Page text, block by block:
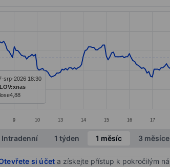
chart with 297 data points.
chart has 1 X axis displaying categories.
chart has 1 Y axis displaying values.
9 10 13 14 15 16 17
srp-2026 18:30
4,88
of interactive chart.
Intradenní 1 týden 1 měsíc 3 měsíce
si účet a získejte přístup k pokročilým